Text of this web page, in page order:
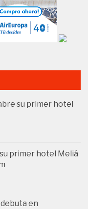
su primer hotel
primer hotel Meliá
en